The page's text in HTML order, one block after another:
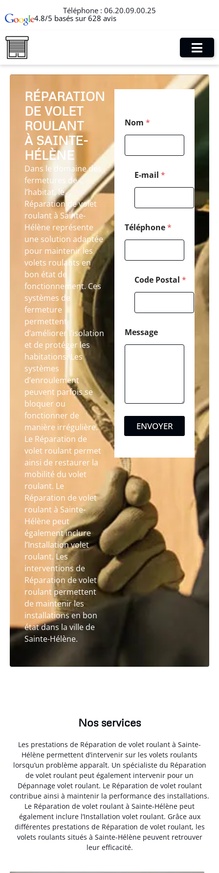
Téléphone : 06.20.09.00.25
4.8/5 basés sur 628 avis
RÉPARATION
DE VOLET
ROULANT
À SAINTE-
HÉLÈNE
Dans le domaine des
fermetures de
l’habitat, le
Réparation de volet
roulant à Sainte-
Hélène représente
une solution adaptée
pour maintenir les
volets roulants en
bon état de
fonctionnement. Ces
systèmes de
fermeture
permettent
d’améliorer l’isolation
et de protéger les
habitations. Les
systèmes
d’enroulement
peuvent parfois se
bloquer ou
fonctionner de
manière irrégulière.
Le Réparation de
volet roulant permet
ainsi de restaurer la
mobilité du volet
roulant. Le
Réparation de volet
roulant à Sainte-
Hélène peut
également inclure
l’Installation volet
roulant. Les
interventions de
Réparation de volet
roulant permettent
de maintenir les
installations en bon
état dans la ville de
Sainte-Hélène.
o
d
*
Nom *
E-mail *
Téléphone*
Code Postal *
Message
ENVOYER
Nos services
Les prestations de Réparation de volet roulant à Sainte-
Hélène permettent d’intervenir sur les volets roulants
lorsqu’un problème apparaît. Un spécialiste du Réparation
de volet roulant peut également intervenir pour un
Dépannage volet roulant. Le Réparation de volet roulant
contribue ainsi à maintenir la performance des installations.
Le Réparation de volet roulant à Sainte-Hélène peut
également inclure l’Installation volet roulant. Grâce aux
différentes prestations de Réparation de volet roulant, les
volets roulants situés à Sainte-Hélène peuvent retrouver
leur efficacité.